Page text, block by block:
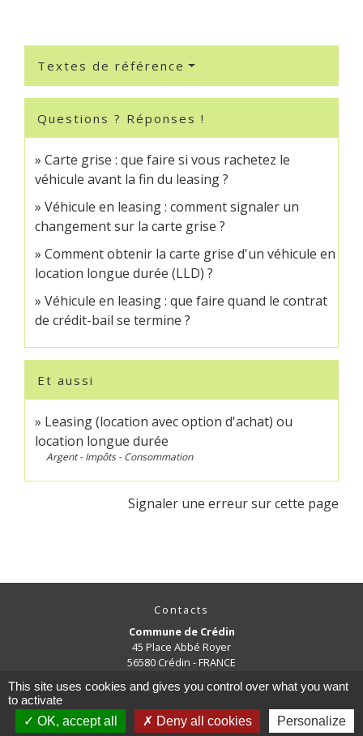
Textes de référence
Questions ? Réponses !
Carte grise : que faire si vous rachetez le
véhicule avant la fin du leasing ?
Véhicule en leasing : comment signaler un
changement sur la carte grise ?
Comment obtenir la carte grise d'un véhicule en
location longue durée (LLD) ?
Véhicule en leasing : que faire quand le contrat
de crédit-bail se termine ?
Et aussi
Leasing (location avec option d'achat) ou
location longue durée
Argent - Impôts - Consommation
Signaler une erreur sur cette page
Contacts
Commune de Crédin
45 Place Abbé Royer
56580 Crédin - FRANCE
This site uses cookies and gives you control over what you want
to activate
OK, accept all
Deny all cookies Personalize